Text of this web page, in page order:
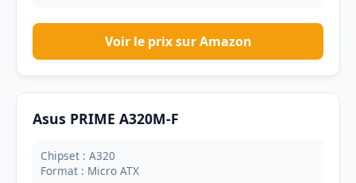
Voir le prix sur Amazon
Asus PRIME A320M-F
Chipset : A320
Format : Micro ATX